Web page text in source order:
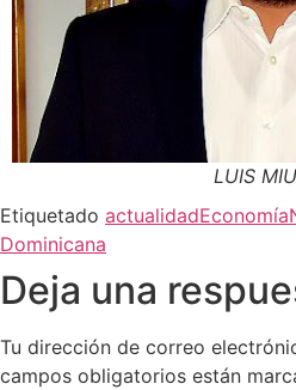
LUIS
Etiquetado actualidadEconomía
Dominicana
Deja una
Tu dirección de correo
campos obligatorios están